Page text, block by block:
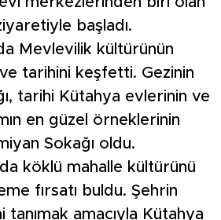
başladı.
Mevlevilik kültürünün
tarihini keşfetti. Gezinin
tarihi Kütahya evlerinin ve
en güzel örneklerinin
Sokağı oldu.
köklü mahalle kültürünü
fırsatı buldu. Şehrin
tanımak amacıyla Kütahya